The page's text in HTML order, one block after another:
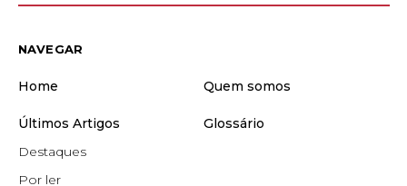
NAVEGAR
Home Quem somos
Últimos Artigos
Destaques
Por ler
Glossário